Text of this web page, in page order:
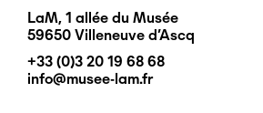
LaM, 1 allée du Musée
59650 Villeneuve d'Ascq
+33 (0)3 20 19 68 68
info@musee-lam.fr